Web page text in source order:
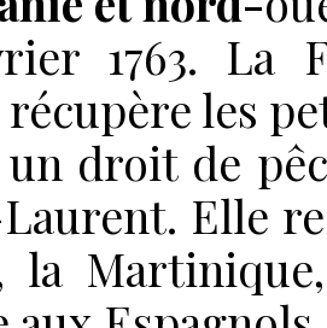
1763. La
récupère les
un droit de
Elle
la